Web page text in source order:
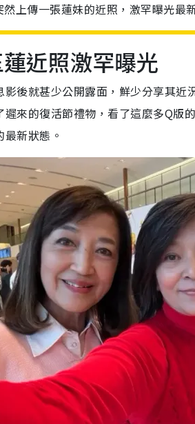
然上傳一張蓮妹的近照，激罕曝光最
近照激罕曝光
影後就甚少公開露面，鮮少分享其
遲來的復活節禮物，看了這麼多Q版
最新狀態。